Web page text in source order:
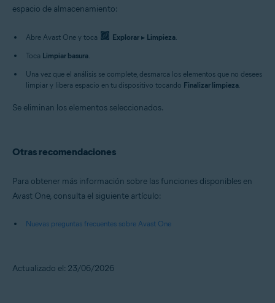
espacio de almacenamiento:
Abre Avast One y toca Explorar ▸ Limpieza.
Toca Limpiar basura.
Una vez que el análisis se complete, desmarca los elementos que no desees
limpiar y libera espacio en tu dispositivo tocando Finalizar limpieza.
Se eliminan los elementos seleccionados.
Otras recomendaciones
Para obtener más información sobre las funciones disponibles en
Avast One, consulta el siguiente artículo:
Nuevas preguntas frecuentes sobre Avast One
Actualizado el: 23/06/2026